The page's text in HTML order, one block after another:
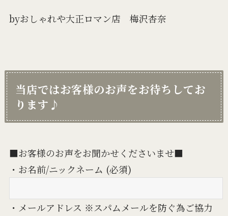
byおしゃれや大正ロマン店 梅沢杏奈
当店ではお客様のお声をお待ちしてお
ります♪
■お客様のお声をお聞かせくださいませ■
・お名前/ニックネーム (必須)
・メールアドレス ※スパムメールを防ぐ為ご協力